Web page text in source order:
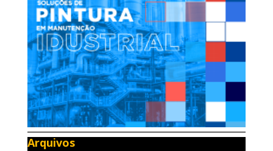
Arquivos